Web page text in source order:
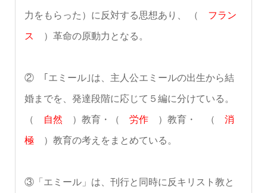
力をもらった）に反対する思想あり、 （ フラン
ス ）革命の原動力となる。
② ｢エミール｣は、主人公エミールの出生から結
婚までを、発達段階に応じて５編に分けている。
（ 自然 ）教育・（ 労作）教育・ （ 消
極）教育の考えをまとめている。
③「エミール」は、刊行と同時に反キリスト教と